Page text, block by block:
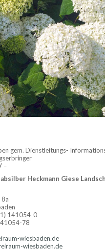
gem. Dienstleitungs-
–
Heckmann Giese
8a
141054-0
78
wiesbaden.de
wiesbaden.de